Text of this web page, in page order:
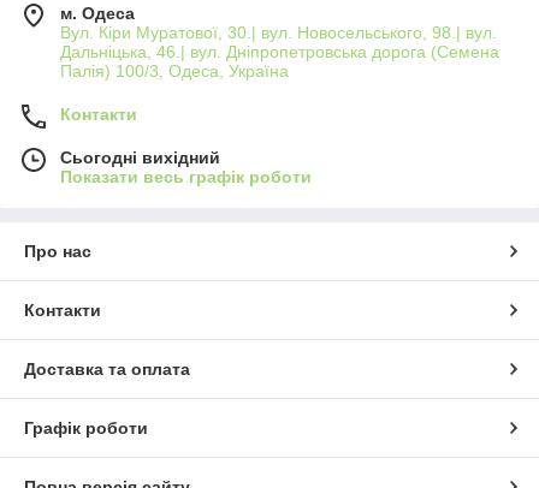
м. Одеса
Вул. Кіри Муратової, 30.| вул. Новосельського, 98.| вул.
Дальніцька, 46.| вул. Дніпропетровська дорога (Семена
Палія) 100/3, Одеса, Україна
Контакти
Сьогодні вихідний
Показати весь графік роботи
Про нас
Контакти
Доставка та оплата
Графік роботи